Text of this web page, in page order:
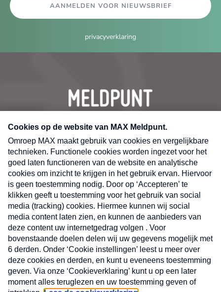
AANMELDEN VOOR NIEUWSBRIEF
privacyverklaring
CONTACT
Volg ons op
X
Nieuwsbrief
Neem hier een gratis abonnement op de MAX
Consumenten nieuwsbrief. Elke maandag en